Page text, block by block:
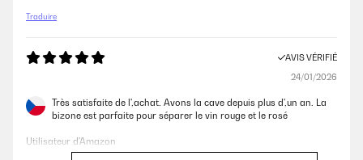
Traduire
AVIS VÉRIFIÉ
24/01/2026
Très satisfaite de l',achat. Avons la cave depuis plus d',un an. La
bizone est parfaite pour séparer le vin rouge et le rosé
Utilisateur d'Amazon